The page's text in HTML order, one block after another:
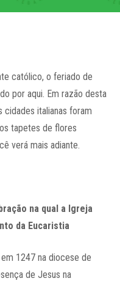
católico, o feriado de
por aqui. Em razão desta
cidades italianas foram
tapetes de flores
verá mais adiante.
na qual a Igreja
da Eucaristia
1247 na diocese de
de Jesus na